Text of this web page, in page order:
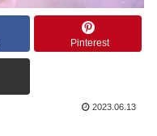
Pinterest
2023.06.13